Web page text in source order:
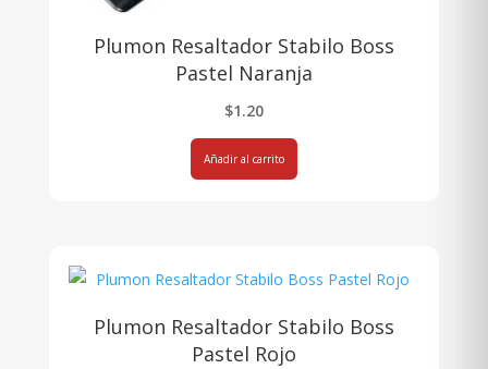
Plumon Resaltador Stabilo Boss
Pastel Naranja
$1.20
Añadir al carrito
Plumon Resaltador Stabilo Boss
Pastel Rojo